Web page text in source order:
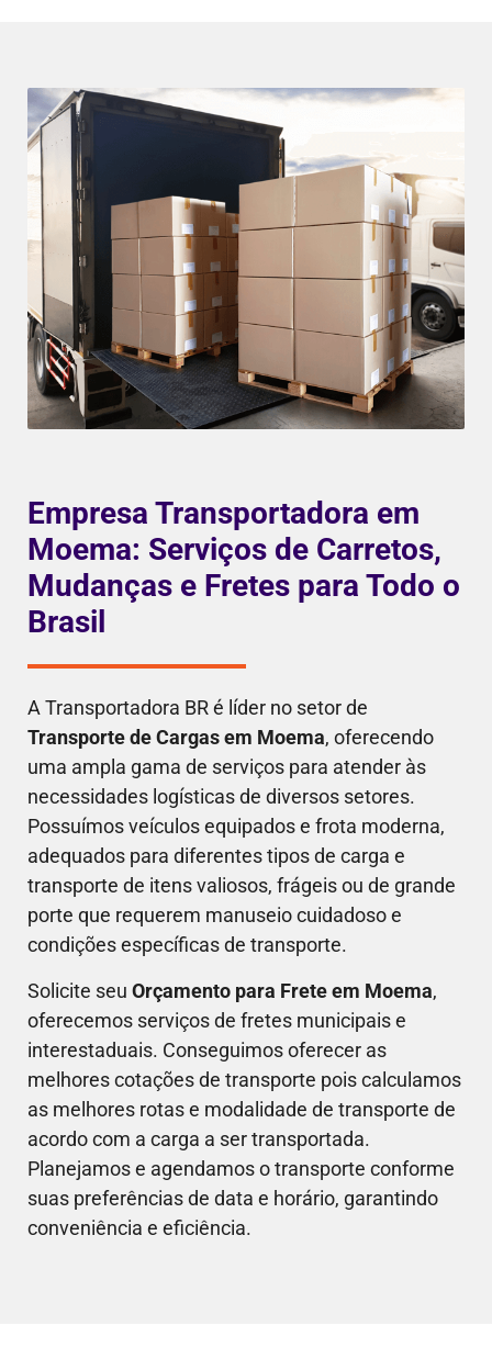
Empresa Transportadora em
Moema: Serviços de Carretos,
Mudanças e Fretes para Todo o
Brasil
A Transportadora BR é líder no setor de
Transporte de Cargas em Moema, oferecendo
uma ampla gama de serviços para atender às
necessidades logísticas de diversos setores.
Possuímos veículos equipados e frota moderna,
adequados para diferentes tipos de carga e
transporte de itens valiosos, frágeis ou de grande
porte que requerem manuseio cuidadoso e
condições específicas de transporte.
Solicite seu Orçamento para Frete em Moema,
oferecemos serviços de fretes municipais e
interestaduais. Conseguimos oferecer as
melhores cotações de transporte pois calculamos
as melhores rotas e modalidade de transporte de
acordo com a carga a ser transportada.
Planejamos e agendamos o transporte conforme
suas preferências de data e horário, garantindo
conveniência e eficiência.